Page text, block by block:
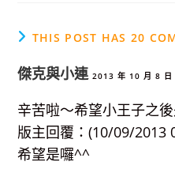
THIS POST HAS 20
傑克與小連 2013 年 10 月 8 日
辛苦啦～希望小王子之
版主回覆：(10/09/2013
希望是囉^^